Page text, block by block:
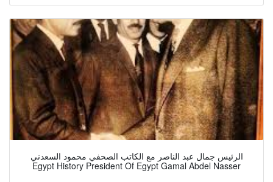
الرئيس جمال عبد الناصر مع الكاتب الصحفي محمود السعدني
Egypt History President Of Egypt Gamal Abdel Nasser